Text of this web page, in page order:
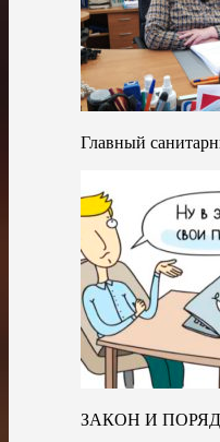
Главный
ЗАКОН И